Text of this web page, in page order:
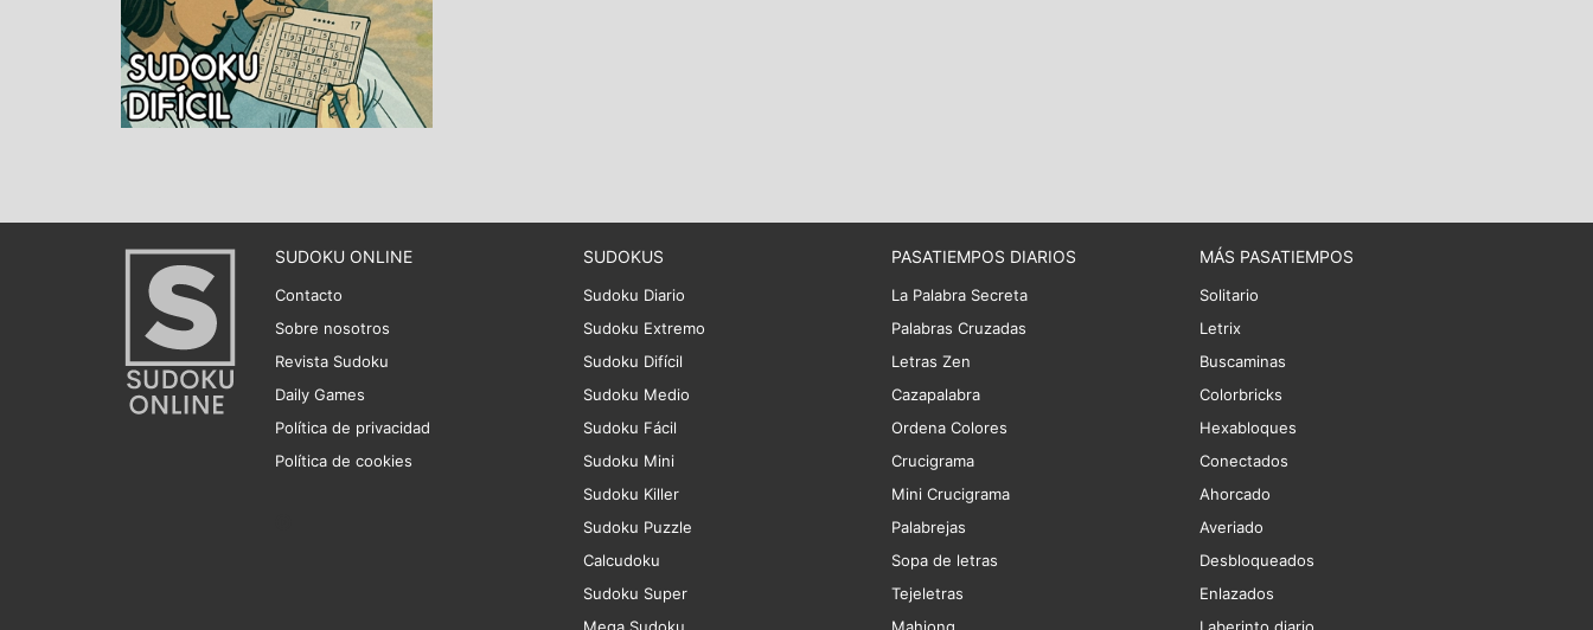
SUDOKU ONLINE
Contacto
Sobre nosotros
Revista Sudoku
Daily Games
Política de privacidad
Política de cookies
SUDOKUS
Sudoku Diario
Sudoku Extremo
Sudoku Difícil
Sudoku Medio
Sudoku Fácil
Sudoku Mini
Sudoku Killer
Sudoku Puzzle
Calcudoku
Sudoku Super
PASATIEMPOS DIARIOS
La Palabra Secreta
Palabras Cruzadas
Letras Zen
Cazapalabra
Ordena Colores
Crucigrama
Mini Crucigrama
Palabrejas
Sopa de letras
Tejeletras
MÁS PASATIEMPOS
Solitario
Letrix
Buscaminas
Colorbricks
Hexabloques
Conectados
Ahorcado
Averiado
Desbloqueados
Enlazados